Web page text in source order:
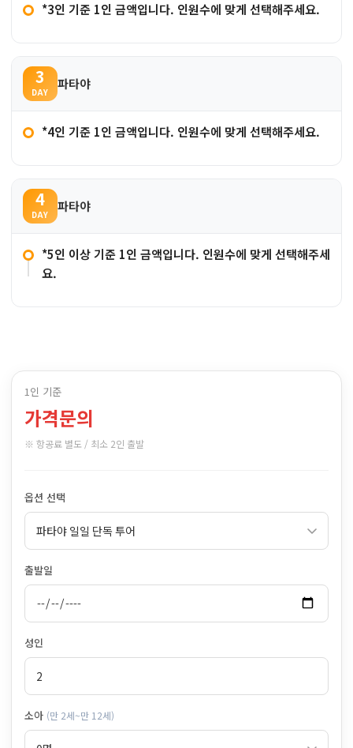
*3인 기준 1인 금액입니다. 인원수에 맞게 선택해주세요.
3
DAY
파타야
*4인 기준 1인 금액입니다. 인원수에 맞게 선택해주세요.
4
DAY
파타야
*5인 이상 기준 1인 금액입니다. 인원수에 맞게 선택해주세
요.
1인 기준
가격문의
※ 항공료 별도 / 최소 2인 출발
옵션 선택
출발일
성인
소아 (만 2세~만 12세)